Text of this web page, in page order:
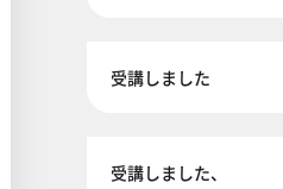
受講しました
受講しました、